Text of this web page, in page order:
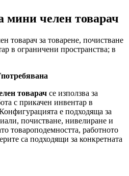
мини челен товарач
товарач за товарене, почистване
в ограничени пространства; в
товарач се използва за
с прикачен инвентар в
е подходяща за
почистване, нивелиране и
товароподемността, работното
са подходящи за конкретната